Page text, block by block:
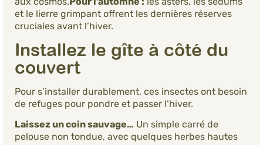
et le lierre grimpant offrent les dernières réserves
cruciales avant l’hiver.
Installez le gîte à côté du
couvert
Pour s’installer durablement, ces insectes ont besoin
de refuges pour pondre et passer l’hiver.
Laissez un coin sauvage… Un simple carré de
pelouse non tondue, avec quelques herbes hautes